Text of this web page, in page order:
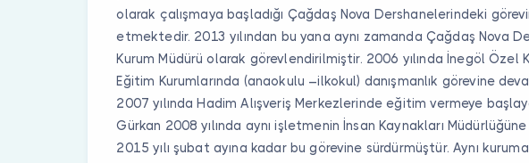
olarak çalışmaya başladığı Çağdaş Nova Dershanelerindeki
etmektedir. 2013 yılından bu yana aynı zamanda Çağdaş Nova
Kurum Müdürü olarak görevlendirilmiştir. 2006 yılında İnegöl Özel
Eğitim Kurumlarında (anaokulu –ilkokul) danışmanlık görevine
2007 yılında Hadim Alışveriş Merkezlerinde eğitim vermeye
Gürkan 2008 yılında aynı işletmenin İnsan Kaynakları
2015 yılı şubat ayına kadar bu görevine sürdürmüştür. Aynı